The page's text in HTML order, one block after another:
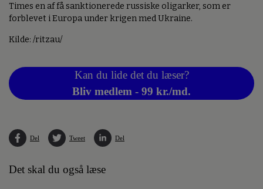
Times en af få sanktionerede russiske oligarker, som er
forblevet i Europa under krigen med Ukraine.
Kilde: /ritzau/
Kan du lide det du læser?
Bliv medlem - 99 kr./md.
Del Tweet Del
Det skal du også læse